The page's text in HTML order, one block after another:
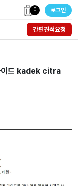
0 로그인
간편견적요청
이드 kadek citra